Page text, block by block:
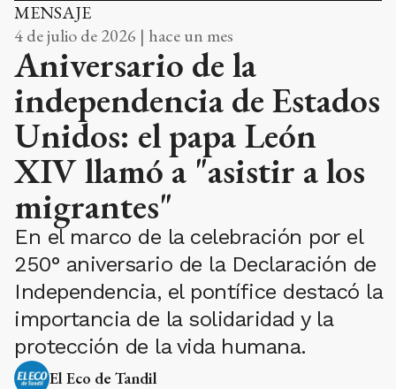
MENSAJE
4 de julio de 2026 | hace un mes
Aniversario de la
independencia de Estados
Unidos: el papa León
XIV llamó a "asistir a los
migrantes"
En el marco de la celebración por el
250° aniversario de la Declaración de
Independencia, el pontífice destacó la
importancia de la solidaridad y la
protección de la vida humana.
El Eco de Tandil